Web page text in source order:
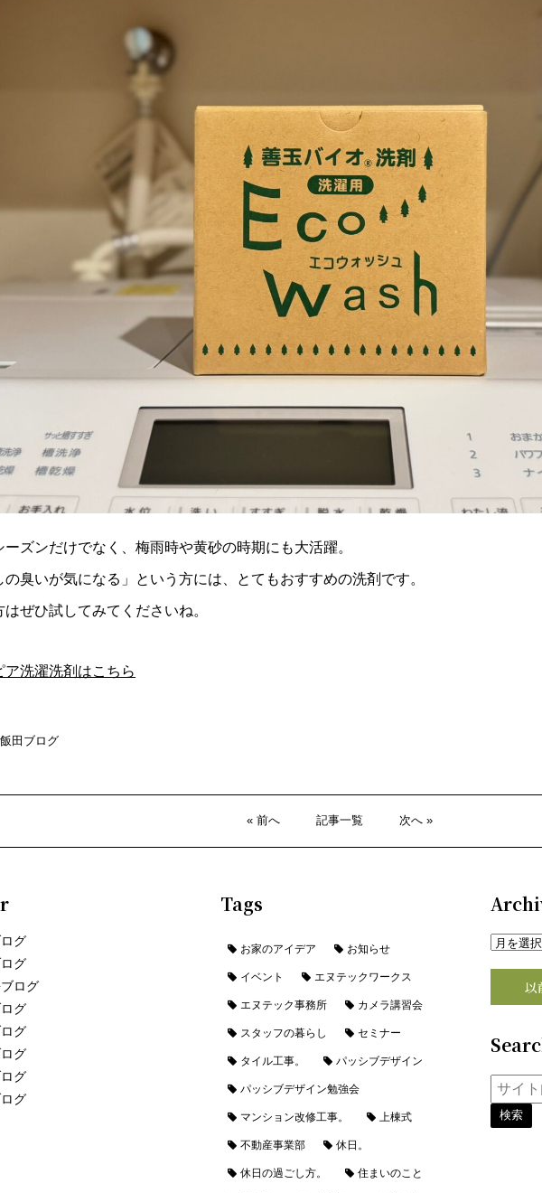
ーズンだけでなく、梅雨時や黄砂の時期にも大活躍。
の臭いが気になる」という方には、とてもおすすめの洗剤です。
ぜひ試してみてくださいね。
ア洗濯洗剤はこちら
飯田ブログ
« 前へ 記事一覧 次へ »
グ
グ
ログ
グ
グ
グ
グ
グ
Tags
お家のアイデア お知らせ
イベント エヌテックワークス
エヌテック事務所 カメラ講習会
スタッフの暮らし セミナー
タイル工事。 パッシブデザイン
パッシブデザイン勉強会
マンション改修工事。 上棟式
不動産事業部 休日。
休日の過ごし方。 住まいのこと
以